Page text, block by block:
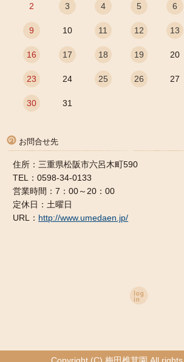
2 3 4 5 6
9 10 11 12 13
16 17 18 19 20
23 24 25 26 27
30 31
お問合せ先
住所：三重県松阪市六呂木町590
TEL：0598-34-0133
営業時間：7：00～20：00
定休日：土曜日
URL： http://www.umedaen.jp/
Copyright (C) 梅田椎茸園 All rights